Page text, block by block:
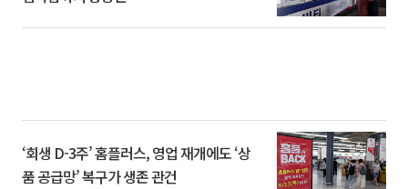
‘회생 D-3주’ 홈플러스, 영업 재개에도 ‘상
품 공급망’ 복구가 생존 관건